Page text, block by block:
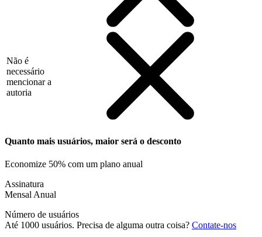
Não é
necessário
mencionar a
autoria
Quanto mais usuários, maior será o desconto
Economize 50% com um plano anual
Assinatura
Mensal Anual
Número de usuários
Até 1000 usuários. Precisa de alguma outra coisa? Contate-nos